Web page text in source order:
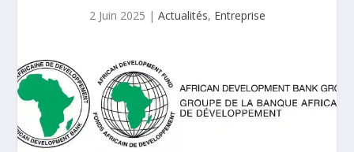
2 Juin 2025 | Actualités, Entreprise